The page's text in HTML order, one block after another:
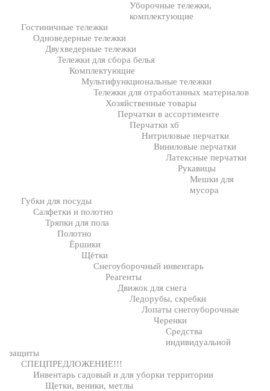
Уборочные тележки,
комплектующие
Гостиничные тележки
Одноведерные тележки
Двухведерные тележки
Тележки для сбора белья
Комплектующие
Мультифункциональные тележки
Тележки для отработанных материалов
Хозяйственные товары
Перчатки в ассортименте
Перчатки хб
Нитриловые перчатки
Виниловые перчатки
Латексные перчатки
Рукавицы
Мешки для
мусора
Губки для посуды
Салфетки и полотно
Тряпки для пола
Полотно
Ёршики
Щётки
Снегоуборочный инвентарь
Реагенты
Движок для снега
Ледорубы, скребки
Лопаты снегоуборочные
Черенки
Средства
индивидуальной
защиты
СПЕЦПРЕДЛОЖЕНИЕ!!!
Инвентарь садовый и для уборки территории
Щетки, веники, метлы